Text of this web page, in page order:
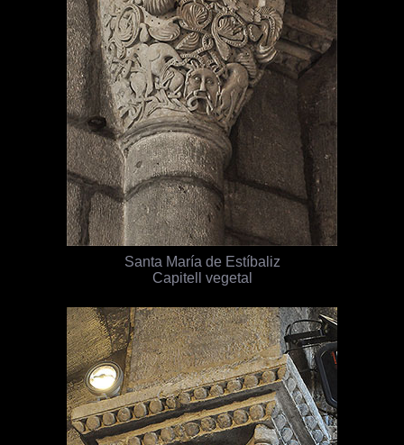
Santa María de Estíbaliz
Capitell vegetal